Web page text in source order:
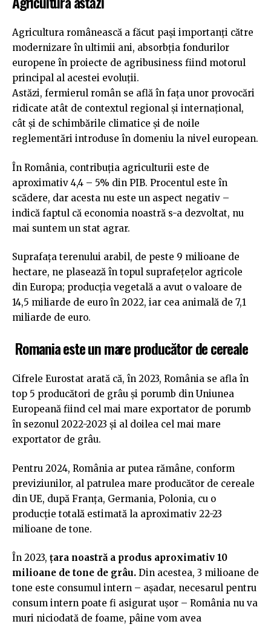
Agricultura românească a făcut pași importanți către
modernizare în ultimii ani, absorbția fondurilor
europene în proiecte de agribusiness fiind motorul
principal al acestei evoluții.
Astăzi, fermierul român se află în fața unor provocări
ridicate atât de contextul regional și internațional,
cât și de schimbările climatice și de noile
reglementări introduse în domeniu la nivel european.
În România, contribuția agriculturii este de
aproximativ 4,4 – 5% din PIB. Procentul este în
scădere, dar acesta nu este un aspect negativ –
indică faptul că economia noastră s-a dezvoltat, nu
mai suntem un stat agrar.
Suprafața terenului arabil, de peste 9 milioane de
hectare, ne plasează în topul suprafețelor agricole
din Europa; producția vegetală a avut o valoare de
14,5 miliarde de euro în 2022, iar cea animală de 7,1
miliarde de euro.
Romania este un mare producător de cereale
Cifrele Eurostat arată că, în 2023, România se afla în
top 5 producători de grâu şi porumb din Uniunea
Europeană fiind cel mai mare exportator de porumb
în sezonul 2022-2023 şi al doilea cel mai mare
exportator de grâu.
Pentru 2024, România ar putea rămâne, conform
previziunilor, al patrulea mare producător de cereale
din UE, după Franța, Germania, Polonia, cu o
producție totală estimată la aproximativ 22-23
milioane de tone.
În 2023, țara noastră a produs aproximativ 10
milioane de tone de grâu. Din acestea, 3 milioane de
tone este consumul intern – așadar, necesarul pentru
consum intern poate fi asigurat ușor – România nu va
muri niciodată de foame, pâine vom avea